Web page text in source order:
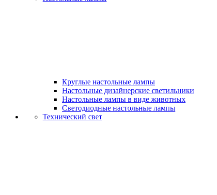
Круглые настольные лампы
Настольные дизайнерские светильники
Настольные лампы в виде животных
Светодиодные настольные лампы
Технический свет